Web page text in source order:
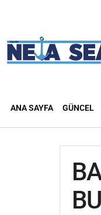
ANA SAYFA GÜNCEL